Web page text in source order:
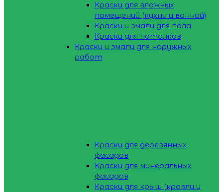
Краски для влажных
помещений (кухни и ванной)
Краски и эмали для пола
Краски для потолков
Краски и эмали для наружных
работ
Краски для деревянных
фасадов
Краски для минеральных
фасадов
Краски для крыш (кровли и